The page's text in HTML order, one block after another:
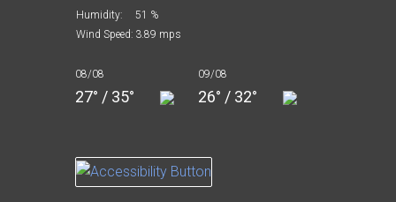
Humidity:
51 %
Wind Speed: 3.89 mps
08/08
27° / 35°
09/08
26° / 32°